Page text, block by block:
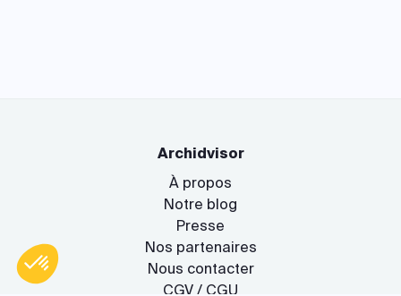
Archidvisor
À propos
Notre blog
Presse
Nos partenaires
Nous contacter
CGV / CGU